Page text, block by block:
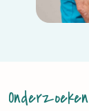
Onderzoeken